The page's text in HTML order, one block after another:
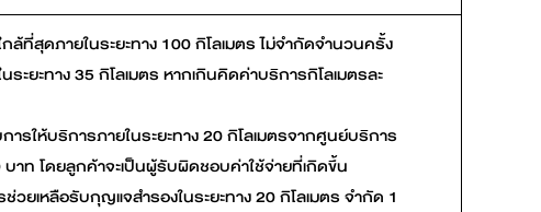
ที่สุดภายในระยะทาง 100 กิโลเมตร ไม่จำกัดจำนวนครั้ง
ยะทาง 35 กิโลเมตร หากเกินคิดค่าบริการกิโลเมตรละ
รให้บริการภายในระยะทาง 20 กิโลเมตรจากศูนย์บริการ
าท โดยลูกค้าจะเป็นผู้รับผิดชอบค่าใช้จ่ายที่เกิดขึ้น
ยเหลือรับกุญแจสำรองในระยะทาง 20 กิโลเมตร จำกัด 1